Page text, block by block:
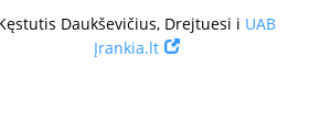
Daukševičius, Drejtuesi i UAB
Įrankia.lt